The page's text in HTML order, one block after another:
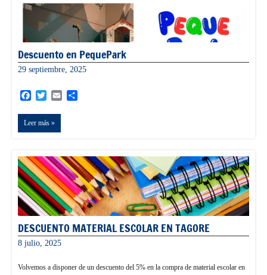
Descuento en PequePark
29 septiembre, 2025
admin
FacebookTwitterEmail
Leer más
DESCUENTO MATERIAL ESCOLAR EN TAGORE
8 julio, 2025
informacion
Volvemos a disponer de un descuento del 5% en la compra de material escolar en